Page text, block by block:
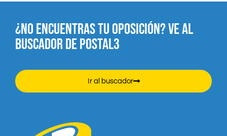
¿NO ENCUENTRAS TU OPOSICIÓN? VE AL
BUSCADOR DE POSTAL3
Ir al buscador